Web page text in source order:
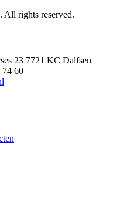
rights reserved.
23 7721 KC Dalfsen
74 60